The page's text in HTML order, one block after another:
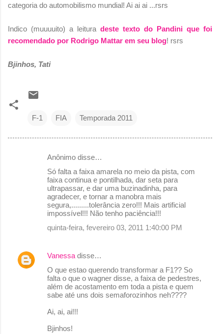
categoria do automobilismo mundial! Ai ai ai ...rsrs
Indico (muuuuito) a leitura deste texto do Pandini que foi
recomendado por Rodrigo Mattar em seu blog! rsrs
Bjinhos, Tati
F-1 FIA Temporada 2011
r
Anônimo disse…
Só falta a faixa amarela no meio da pista, com
faixa continua e pontilhada, dar seta para
ultrapassar, e dar uma buzinadinha, para
agradecer, e tornar a manobra mais
segura,.........tolerância zero!!! Mais artificial
impossível!!! Não tenho paciência!!!
quinta-feira, fevereiro 03, 2011 1:40:00 PM
Vanessa disse…
O que estao querendo transformar a F1?? So
falta o que o wagner disse, a faixa de pedestres,
além de acostamento em toda a pista e quem
sabe até uns dois semaforozinhos neh????
Ai, ai, ai!!!
Bjinhos!